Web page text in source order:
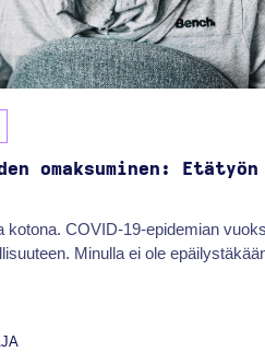
omaksuminen:
kotona. COVID-19-epidemian
Minulla ei ole